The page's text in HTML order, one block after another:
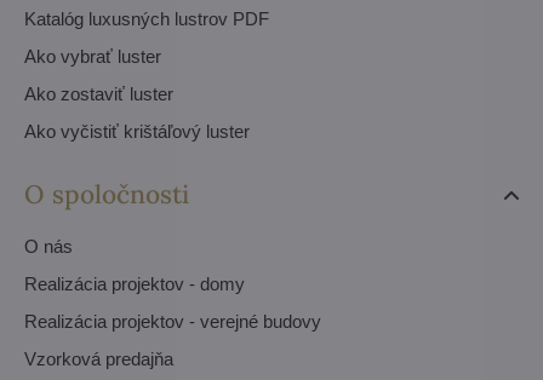
Katalóg luxusných lustrov PDF
Ako vybrať luster
Ako zostaviť luster
Ako vyčistiť krištáľový luster
O spoločnosti
O nás
Realizácia projektov - domy
Realizácia projektov - verejné budovy
Vzorková predajňa